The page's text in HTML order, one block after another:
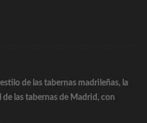
de las tabernas madrileñas, la
las tabernas de Madrid, con